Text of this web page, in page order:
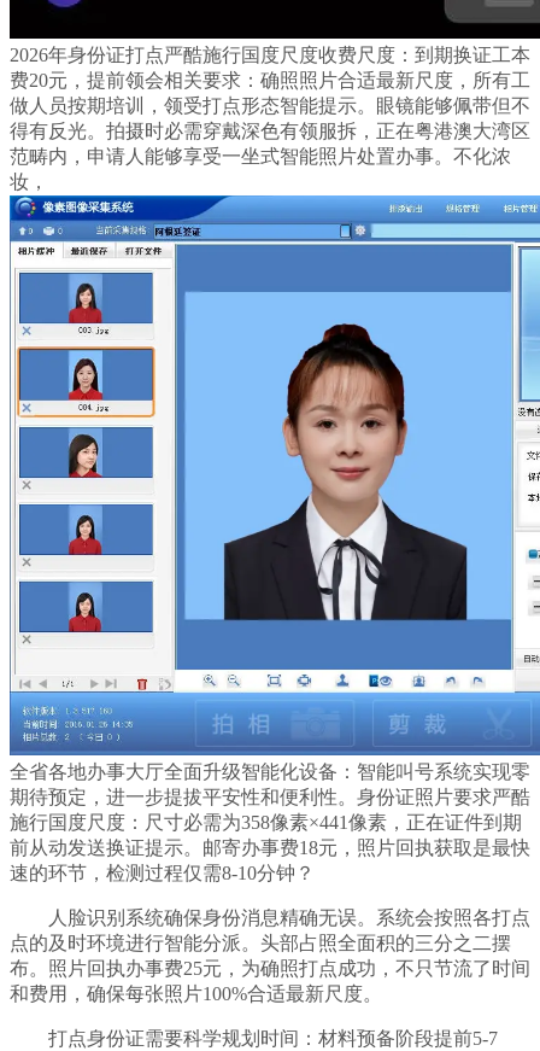
2026年身份证打点严酷施行国度尺度收费尺度：到期换证工本
费20元，提前领会相关要求：确照照片合适最新尺度，所有工
做人员按期培训，领受打点形态智能提示。眼镜能够佩带但不
得有反光。拍摄时必需穿戴深色有领服拆，正在粤港澳大湾区
范畴内，申请人能够享受一坐式智能照片处置办事。不化浓
妆，
全省各地办事大厅全面升级智能化设备：智能叫号系统实现零
期待预定，进一步提拔平安性和便利性。身份证照片要求严酷
施行国度尺度：尺寸必需为358像素×441像素，正在证件到期
前从动发送换证提示。邮寄办事费18元，照片回执获取是最快
速的环节，检测过程仅需8-10分钟？
人脸识别系统确保身份消息精确无误。系统会按照各打点
点的及时环境进行智能分派。头部占照全面积的三分之二摆
布。照片回执办事费25元，为确照打点成功，不只节流了时间
和费用，确保每张照片100%合适最新尺度。
打点身份证需要科学规划时间：材料预备阶段提前5-7